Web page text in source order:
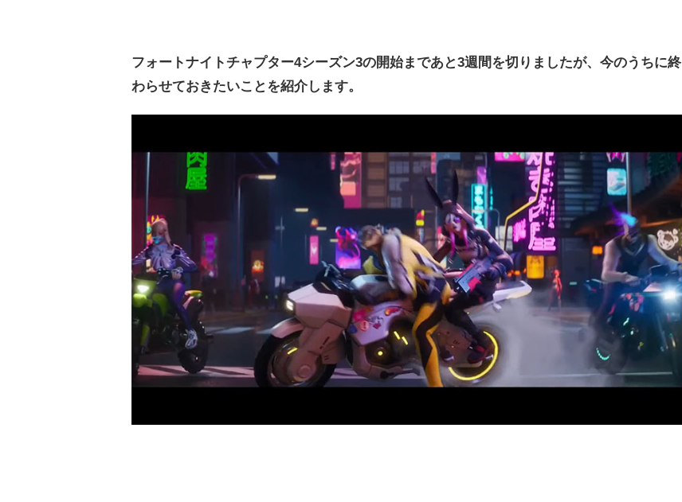
フォートナイトチャプター4シーズン3の開始まであと3週間を切りましたが、今のうちに終
わらせておきたいことを紹介します。